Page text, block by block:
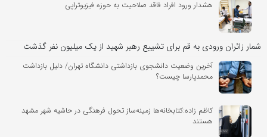
هشدار ورود افراد فاقد صلاحیت به حوزه فیزیوتراپی
شمار زائران ورودی به قم برای تشییع رهبر شهید از یک میلیون نفر گذشت
آخرین وضعیت دانشجوی بازداشتی دانشگاه تهران/ دلیل بازداشت
محمدپارسا چیست؟
کاظم زاده:کتابخانه‌ها زمینه‌ساز تحول فرهنگی در حاشیه‌ شهر مشهد
هستند